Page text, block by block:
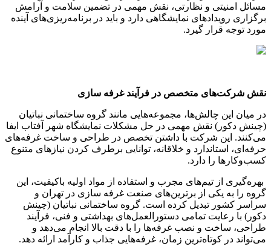
مسائل امنیتی و نظارتی، نقش مهمی در تضمین سلامت و آرامش
برگزاری رویدادهای نمایشگاهی دارد و باید در برنامه‌ریزی‌های آینده
مورد توجه قرار گیرد.
نقش شرکت‌های متخصص در فرآیند غرفه سازی
در میان این چالش‌ها، مجموعه‌هایی مانند گروه ساختمانی نباتیان
(چینش دکور) نقش مهمی در حل مشکلات نمایشگاه شهر آفتاب ایفا
می‌کنند. این شرکت با داشتن تخصص در طراحی و ساخت غرفه‌های
حرفه‌ای، استاندارد و خلاقانه، توانایی برطرف کردن نیازهای متنوع
کسب‌وکارها را دارد.
بهره‌گیری از تیم‌های مجرب و استفاده از مواد اولیه باکیفیت، این
گروه را به یکی از برترین‌های صنعت غرفه سازی در تهران و
سراسر کشور تبدیل کرده است. گروه ساختمانی نباتیان (چینش
دکور) با رعایت تمامی دستورالعمل‌های بهداشتی و فنی، فرآیند
طراحی، ساخت و نصب غرفه‌ها را با دقت بالا انجام می‌دهد و
می‌تواند در کوتاه‌ترین زمان، غرفه‌هایی جذاب و کارآمد ارائه دهد.